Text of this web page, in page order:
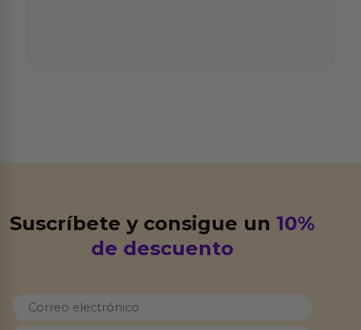
Suscríbete y consigue un10%
de descuento